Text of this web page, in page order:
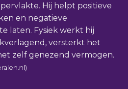
Hij helpt positieve
en negatieve
laten. Fysiek werkt hij
versterkt het
zelf genezend vermogen.